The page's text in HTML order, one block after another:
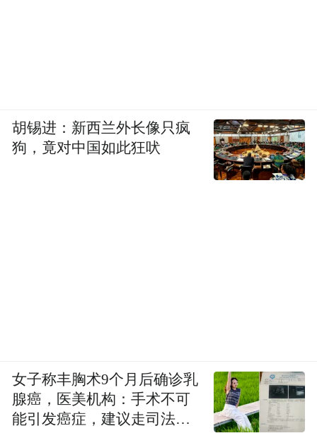
胡锡进：新西兰外长像只疯
狗，竟对中国如此狂吠
女子称丰胸术9个月后确诊乳
腺癌，医美机构：手术不可
能引发癌症，建议走司法途